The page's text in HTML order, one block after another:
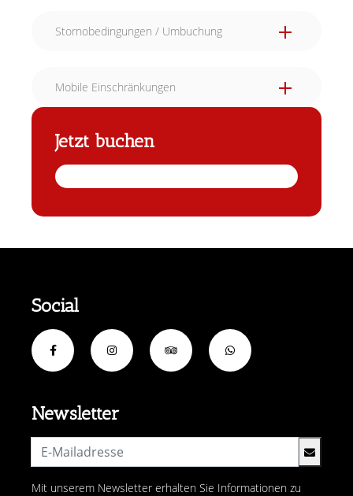
Stornobedingungen / Umbuchung
Mobile Einschränkungen
Jetzt buchen
Newsletter
Mit unserem Newsletter erhalten Sie Informationen zu
Social